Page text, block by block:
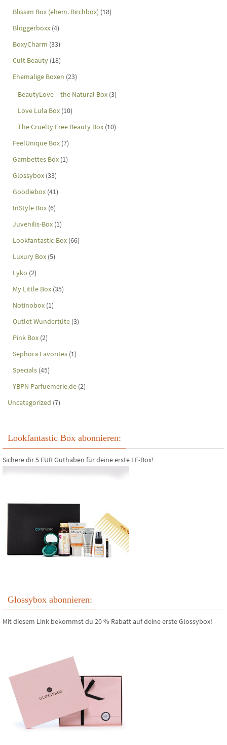
Blissim Box (ehem. Birchbox) (18)
Bloggerboxx (4)
BoxyCharm (33)
Cult Beauty (18)
Ehemalige Boxen (23)
BeautyLove – the Natural Box (3)
Love Lula Box (10)
The Cruelty Free Beauty Box (10)
FeelUnique Box (7)
Gambettes Box (1)
Glossybox (33)
Goodiebox (41)
InStyle Box (6)
Juvenilis-Box (1)
Lookfantastic-Box (66)
Luxury Box (5)
Lyko (2)
My Little Box (35)
Notinobox (1)
Outlet Wundertüte (3)
Pink Box (2)
Sephora Favorites (1)
Specials (45)
YBPN Parfuemerie.de (2)
Uncategorized (7)
Lookfantastic Box abonnieren:
Sichere dir 5 EUR Guthaben für deine erste LF-Box!
Glossybox abonnieren:
Mit diesem Link bekommst du 20 % Rabatt auf deine erste Glossybox!